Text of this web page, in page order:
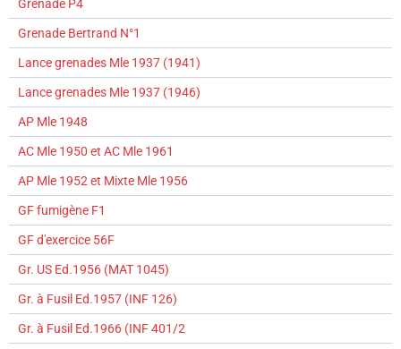
Grenade P4
Grenade Bertrand N°1
Lance grenades Mle 1937 (1941)
Lance grenades Mle 1937 (1946)
AP Mle 1948
AC Mle 1950 et AC Mle 1961
AP Mle 1952 et Mixte Mle 1956
GF fumigène F1
GF d'exercice 56F
Gr. US Ed.1956 (MAT 1045)
Gr. à Fusil Ed.1957 (INF 126)
Gr. à Fusil Ed.1966 (INF 401/2